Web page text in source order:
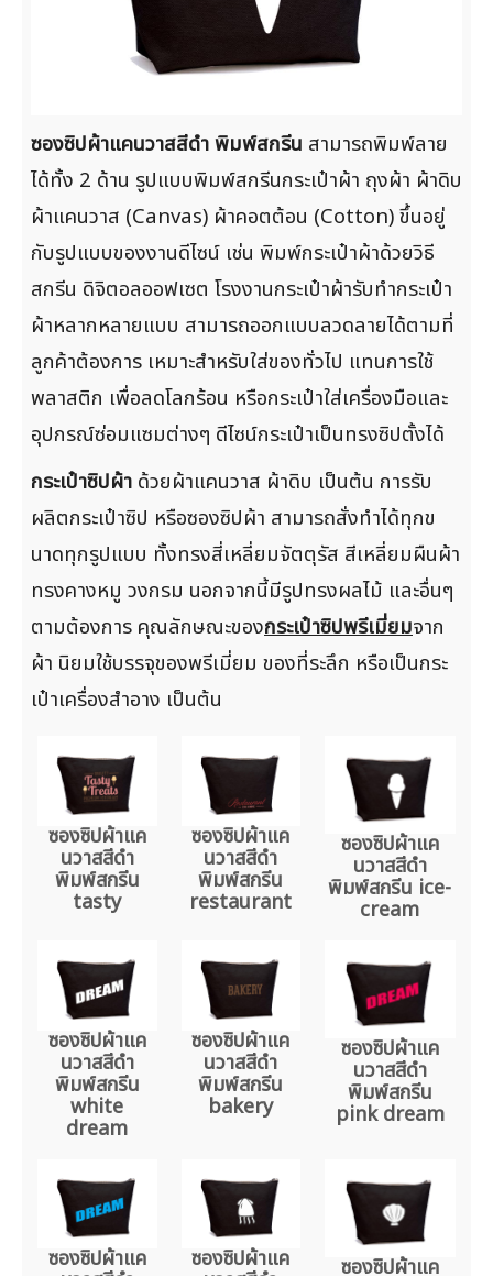
ซองซิปผ้าแคนวาสสีดำ พิมพ์สกรีน สามารถพิมพ์ลาย
ได้ทั้ง 2 ด้าน รูปแบบพิมพ์สกรีนกระเป๋าผ้า ถุงผ้า ผ้าดิบ
ผ้าแคนวาส (Canvas) ผ้าคอตต้อน (Cotton) ขึ้นอยู่
กับรูปแบบของงานดีไซน์ เช่น พิมพ์กระเป๋าผ้าด้วยวิธี
สกรีน ดิจิตอลออฟเซต โรงงานกระเป๋าผ้ารับทำกระเป๋า
ผ้าหลากหลายแบบ สามารถออกแบบลวดลายได้ตามที่
ลูกค้าต้องการ เหมาะสำหรับใส่ของทั่วไป แทนการใช้
พลาสติก เพื่อลดโลกร้อน หรือกระเป๋าใส่เครื่องมือและ
อุปกรณ์ซ่อมแซมต่างๆ ดีไซน์กระเป๋าเป็นทรงซิปตั้งได้
กระเป๋าซิปผ้า ด้วยผ้าแคนวาส ผ้าดิบ เป็นต้น การรับ
ผลิตกระเป๋าซิป หรือซองซิปผ้า สามารถสั่งทำได้ทุกข
นาดทุกรูปแบบ ทั้งทรงสี่เหลี่ยมจัตตุรัส สีเหลี่ยมผืนผ้า
ทรงคางหมู วงกรม นอกจากนี้มีรูปทรงผลไม้ และอื่นๆ
ตามต้องการ คุณลักษณะของกระเป๋าซิปพรีเมี่ยมจาก
ผ้า นิยมใช้บรรจุของพรีเมี่ยม ของที่ระลึก หรือเป็นกระ
เป๋าเครื่องสำอาง เป็นต้น
ซองซิปผ้าแค
นวาสสีดำ
พิมพ์สกรีน
tasty
ซองซิปผ้าแค
นวาสสีดำ
พิมพ์สกรีน
restaurant
ซองซิปผ้าแค
นวาสสีดำ
พิมพ์สกรีน ice-
cream
ซองซิปผ้าแค
นวาสสีดำ
พิมพ์สกรีน
white
dream
ซองซิปผ้าแค
นวาสสีดำ
พิมพ์สกรีน
bakery
ซองซิปผ้าแค
นวาสสีดำ
พิมพ์สกรีน
pink dream
ซองซิปผ้าแค ซองซิปผ้าแค ซองซิปผ้าแค